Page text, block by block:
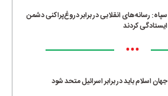
سپاه: رسانه‌های انقلابی در برابر دروغ‌پراکنی دشمن
ایستادگی کردند
•••
جهان اسلام باید در برابر اسرائیل متحد شود